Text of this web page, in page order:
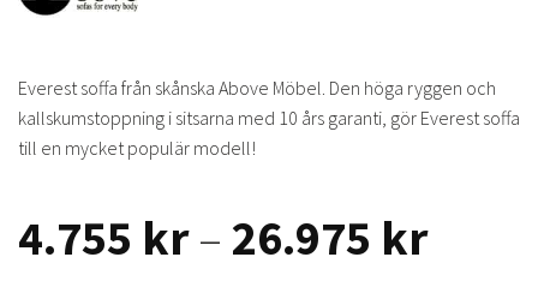
Everest soffa från skånska Above Möbel. Den höga ryggen och
kallskumstoppning i sitsarna med 10 års garanti, gör Everest soffa
till en mycket populär modell!
4.755 kr – 26.975 kr